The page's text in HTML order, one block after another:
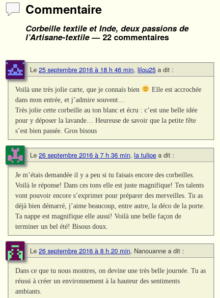
Commentaire
Corbeille textile et Inde, deux passions de
l’Artisane-textile— 22 commentaires
Le 25 septembre 2016 à 18 h 46 min, lilou25 a dit :
Voilà une très jolie carte, que je connais bien
Elle est accrochée
dans mon entrée, et j’admire souvent…
Très jolie cette corbeille au ton blanc et écru : c’est une belle idée
pour y déposer la lavande… Heureuse de savoir que la petite fête
s’est bien passée. Gros bisous
Le 26 septembre 2016 à 7 h 36 min, la tulipe a dit :
Je m’étais demandée il y a peu si tu faisais encore des corbeilles.
Voilà le réponse! Dans ces tons elle est juste magnifique! Tes talents
vont pouvoir encore s’exprimer pour préparer des merveilles. Tu as
déjà bien démarré, j’aime beaucoup, entre autre, la déco de la porte.
Ta nappe est magnifique elle aussi! Voilà une belle façon de
terminer un bel été! Bisous doux.
Le 26 septembre 2016 à 8 h 20 min, Nanouanne a dit :
Dans ce que tu nous montres, on devine une très belle journée. Tu as
réussi à créer un environnement à la hauteur des sentiments
ambiants.